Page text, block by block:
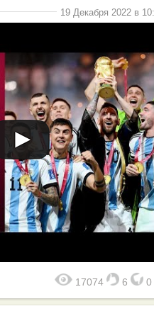
19 Декабря 2022 в
17074 6 0